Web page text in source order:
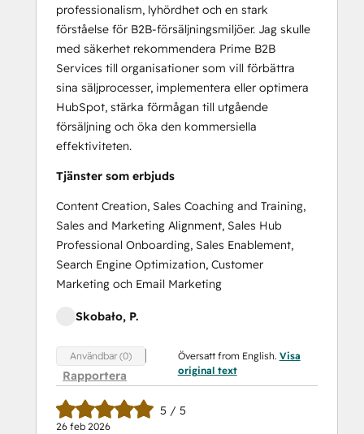
professionalism, lyhördhet och en stark
förståelse för B2B-försäljningsmiljöer. Jag skulle
med säkerhet rekommendera Prime B2B
Services till organisationer som vill förbättra
sina säljprocesser, implementera eller optimera
HubSpot, stärka förmågan till utgående
försäljning och öka den kommersiella
effektiviteten.
Tjänster som erbjuds
Content Creation, Sales Coaching and Training,
Sales and Marketing Alignment, Sales Hub
Professional Onboarding, Sales Enablement,
Search Engine Optimization, Customer
Marketing och Email Marketing
Skobało, P.
Användbar (0)
Rapportera
Översatt from English. Visa
original text
5 / 5
26 feb 2026